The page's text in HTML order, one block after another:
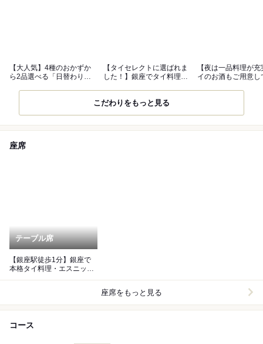
【大人気】4種のおかずか
ら2品選べる「日替わりラ
【タイセレクトに選ばれま
した！】銀座でタイ料理な
【夜は一品料理が
イのお酒もご用意し
こだわりをもっと見る
座席
テーブル席
【銀座駅徒歩1分】銀座で
本格タイ料理・エスニック
座席をもっと見る
コース